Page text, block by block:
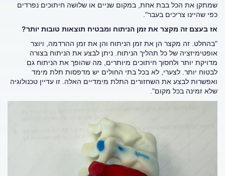
שמתקן את הכל בבת אחת, במקום שניים או שלושה חיתוכים נפרדים
כפי שהיינו צריכים בעבר".
אז בעצם זה מקצר את זמן הניתוח ומבטיח תוצאות טובות יותר?
"בהחלט. זה מקצר הן את זמן הניתוח והן את זמן ההרדמה, ויוצר
אופטימיזציה של כל תהליך הניתוח. ניתן לבצע את הניתוח בצורה
מדויקת יותר ולחסוך חיתוכים מיותרים, מה שהופך את הניתוח גם
לבטוח יותר. לצערי, לא בכל בתי החולים יש מדפסות תלת מימד
ואפשרות לבצע את השחזורים התלת מימדיים האלה. זו עדיין טכנולוגיה
שלא זמינה בכל מקום".